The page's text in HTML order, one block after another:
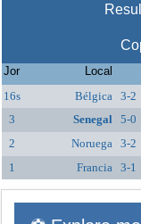
Jor Local
16s
Bélgica 3-2
3
Senegal 5-0
2
Noruega 3-2
1
Francia 3-1